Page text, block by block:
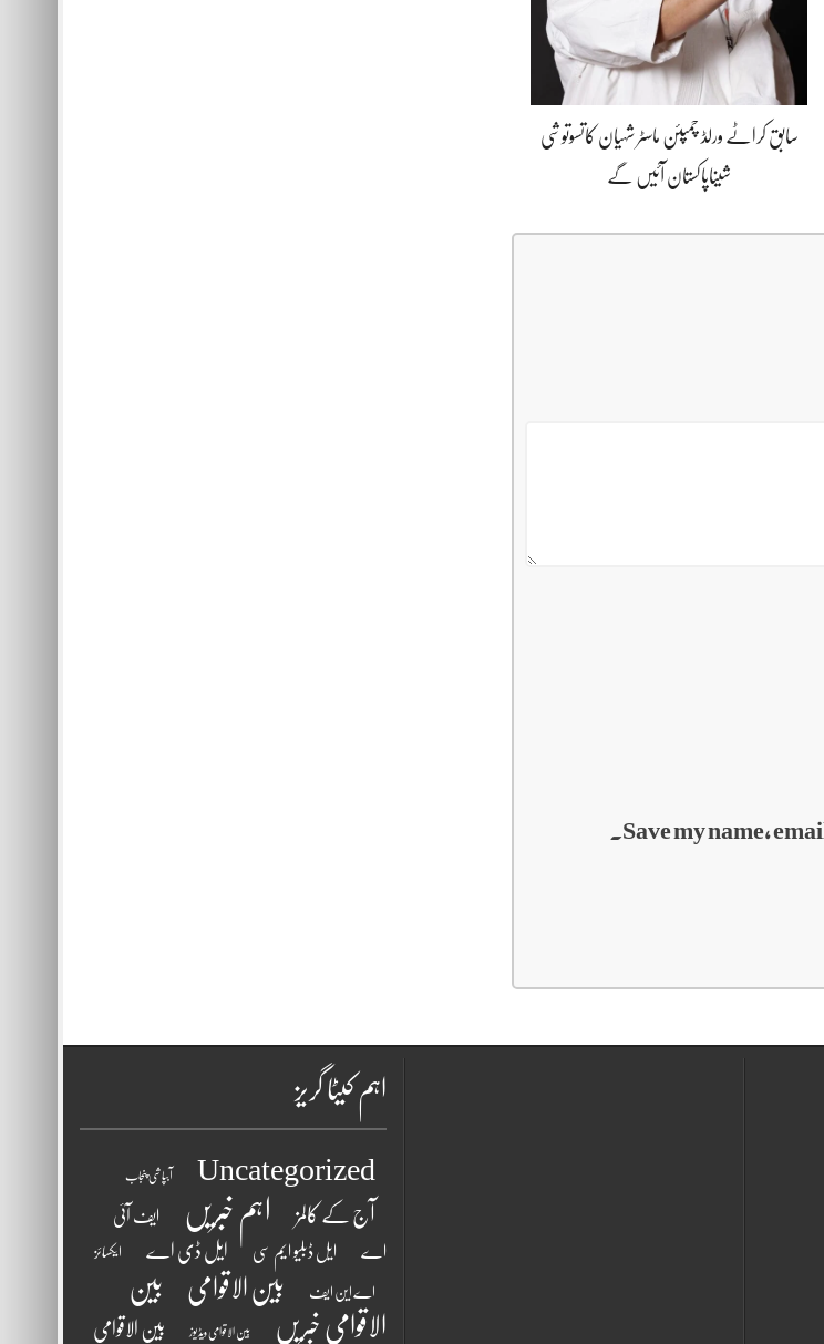
سابق کراٹے ورلڈ چمپئن ماسٹر شہیان کاتسوتوشی
شیناپاکستان آئیں گے
Save my name,
اہم کیٹا گریز
Uncategorized آبپاشی پنجاب
آج کے کالمز اہم خبریں ایف آئی
اے ایل ڈبلیو ایم سی ایل ڈی اے ایکسائز
اے این ایف بین الاقوامی
بین
الاقوامی خبریں
بین الاقوامی ویڈیوز بین الاقوامی